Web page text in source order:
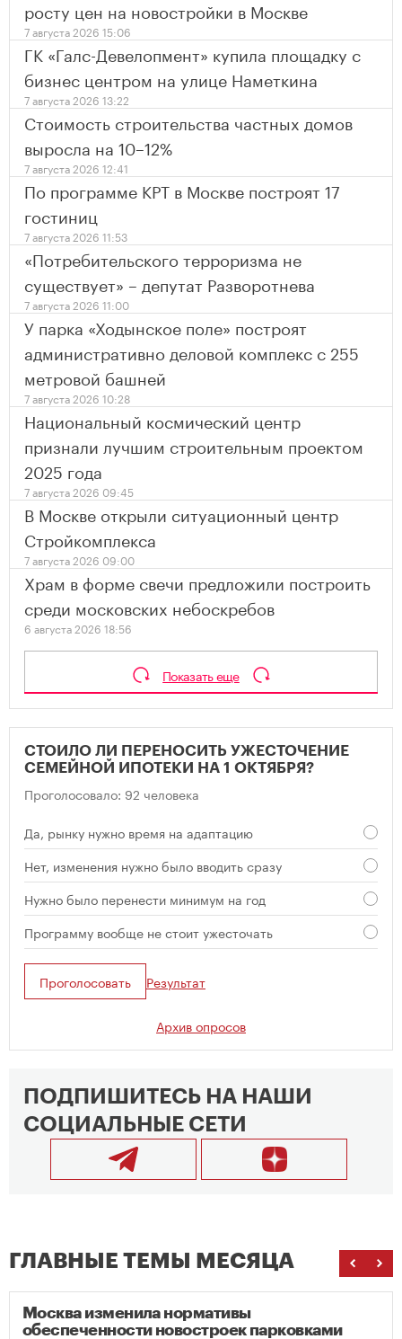
росту цен на новостройки в Москве
7 августа 2026 15:06
ГК «Галс-Девелопмент» купила площадку с
бизнес центром на улице Наметкина
7 августа 2026 13:22
Стоимость строительства частных домов
выросла на 10–12%
7 августа 2026 12:41
По программе КРТ в Москве построят 17
гостиниц
7 августа 2026 11:53
«Потребительского терроризма не
существует» – депутат Разворотнева
7 августа 2026 11:00
У парка «Ходынское поле» построят
административно деловой комплекс с 255
метровой башней
7 августа 2026 10:28
Национальный космический центр
признали лучшим строительным проектом
2025 года
7 августа 2026 09:45
В Москве открыли ситуационный центр
Стройкомплекса
7 августа 2026 09:00
Храм в форме свечи предложили построить
среди московских небоскребов
6 августа 2026 18:56
Показать еще
СТОИЛО ЛИ ПЕРЕНОСИТЬ УЖЕСТОЧЕНИЕ
СЕМЕЙНОЙ ИПОТЕКИ НА 1 ОКТЯБРЯ?
Проголосовало: 92 человека
Да, рынку нужно время на адаптацию
Нет, изменения нужно было вводить сразу
Нужно было перенести минимум на год
Программу вообще не стоит ужесточать
Проголосовать Результат
Архив опросов
ПОДПИШИТЕСЬ НА НАШИ
СОЦИАЛЬНЫЕ СЕТИ
ГЛАВНЫЕ ТЕМЫ МЕСЯЦА
Москва изменила нормативы
обеспеченности новостроек парковками